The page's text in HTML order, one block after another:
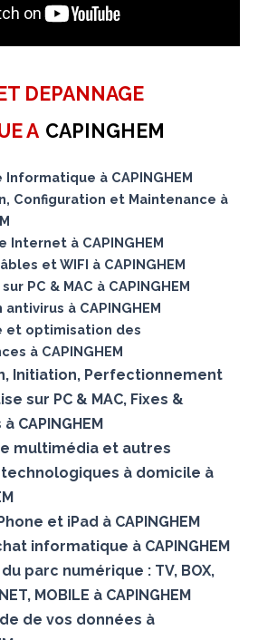
DEPANNAGE
A CAPINGHEM
à CAPINGHEM
Configuration et Maintenance à
Internet à CAPINGHEM
et WIFI à CAPINGHEM
PC & MAC à CAPINGHEM
à CAPINGHEM
et optimisation des
à CAPINGHEM
Initiation, Perfectionnement
sur PC & MAC, Fixes &
CAPINGHEM
multimédia et autres
à domicile à
et iPad à CAPINGHEM
informatique à CAPINGHEM
parc numérique : TV, BOX,
MOBILE à CAPINGHEM
de vos données à